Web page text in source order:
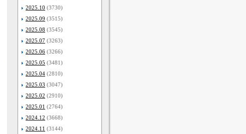
2025.10 (3730)
2025.09 (3515)
2025.08 (3545)
2025.07 (3263)
2025.06 (3266)
2025.05 (3481)
2025.04 (2810)
2025.03 (3047)
2025.02 (2910)
2025.01 (2764)
2024.12 (3668)
2024.11 (3144)